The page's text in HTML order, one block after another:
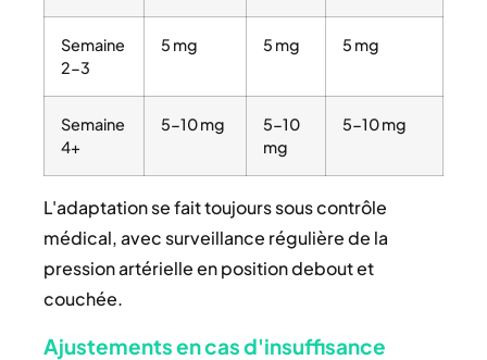
Semaine
2-3
5 mg 5 mg 5 mg
Semaine
4+
5-10 mg
5-10
mg
5-10 mg
L'adaptation se fait toujours sous contrôle
médical, avec surveillance régulière de la
pression artérielle en position debout et
couchée.
Ajustements en cas d'insuffisance